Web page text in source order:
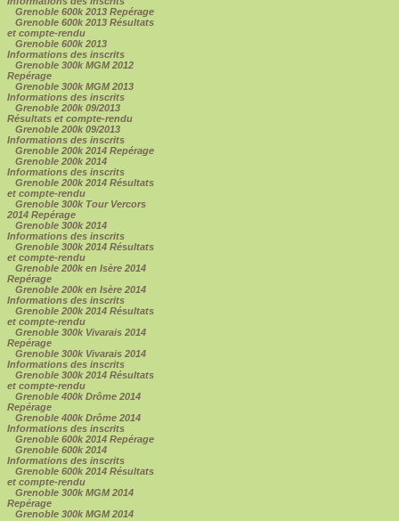
Grenoble 600k 2013 Repérage
Grenoble 600k 2013 Résultats
et compte-rendu
Grenoble 600k 2013
Informations des inscrits
Grenoble 300k MGM 2012
Repérage
Grenoble 300k MGM 2013
Informations des inscrits
Grenoble 200k 09/2013
Résultats et compte-rendu
Grenoble 200k 09/2013
Informations des inscrits
Grenoble 200k 2014 Repérage
Grenoble 200k 2014
Informations des inscrits
Grenoble 200k 2014 Résultats
et compte-rendu
Grenoble 300k Tour Vercors
2014 Repérage
Grenoble 300k 2014
Informations des inscrits
Grenoble 300k 2014 Résultats
et compte-rendu
Grenoble 200k en Isère 2014
Repérage
Grenoble 200k en Isère 2014
Informations des inscrits
Grenoble 200k 2014 Résultats
et compte-rendu
Grenoble 300k Vivarais 2014
Repérage
Grenoble 300k Vivarais 2014
Informations des inscrits
Grenoble 300k 2014 Résultats
et compte-rendu
Grenoble 400k Drôme 2014
Repérage
Grenoble 400k Drôme 2014
Informations des inscrits
Grenoble 600k 2014 Repérage
Grenoble 600k 2014
Informations des inscrits
Grenoble 600k 2014 Résultats
et compte-rendu
Grenoble 300k MGM 2014
Repérage
Grenoble 300k MGM 2014